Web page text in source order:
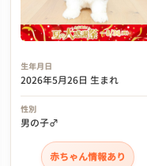
生年月日
2026年5月26日 生まれ
性別
男の子♂
赤ちゃん情報あり